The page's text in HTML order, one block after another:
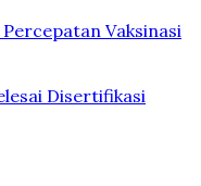
Vaksinasi
Disertifikasi